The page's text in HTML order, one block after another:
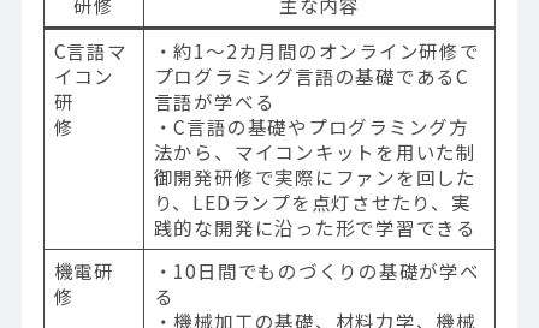
C言語マ
イコン
研
修
・約1〜2カ月間のオンライン研修で
プログラミング言語の基礎であるC
言語が学べる
・C言語の基礎やプログラミング方
法から、マイコンキットを用いた制
御開発研修で実際にファンを回した
り、LEDランプを点灯させたり、実
践的な開発に沿った形で学習できる
機電研
修
・10日間でものづくりの基礎が学べ
る
・機械加工の基礎、材料力学、機械